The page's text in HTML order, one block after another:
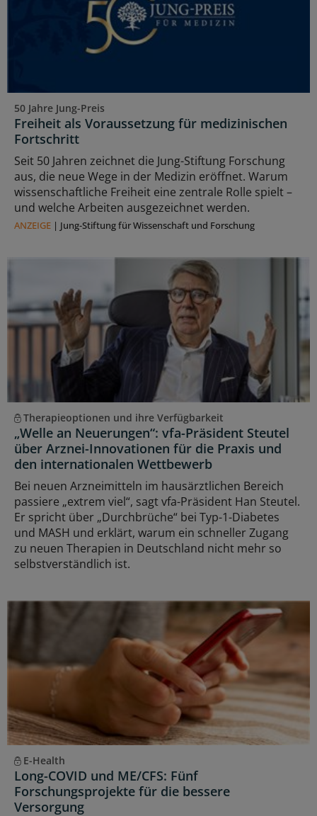
50 Jahre Jung-Preis
Freiheit als Voraussetzung für medizinischen
Fortschritt
Seit 50 Jahren zeichnet die Jung-Stiftung Forschung
aus, die neue Wege in der Medizin eröffnet. Warum
wissenschaftliche Freiheit eine zentrale Rolle spielt –
und welche Arbeiten ausgezeichnet werden.
ANZEIGE | Jung-Stiftung für Wissenschaft und Forschung
Therapieoptionen und ihre Verfügbarkeit
„Welle an Neuerungen“: vfa-Präsident Steutel
über Arznei-Innovationen für die Praxis und
den internationalen Wettbewerb
Bei neuen Arzneimitteln im hausärztlichen Bereich
passiere „extrem viel“, sagt vfa-Präsident Han Steutel.
Er spricht über „Durchbrüche“ bei Typ-1-Diabetes
und MASH und erklärt, warum ein schneller Zugang
zu neuen Therapien in Deutschland nicht mehr so
selbstverständlich ist.
E-Health
Long-COVID und ME/CFS: Fünf
Forschungsprojekte für die bessere
Versorgung